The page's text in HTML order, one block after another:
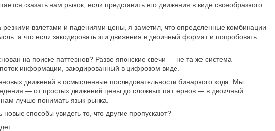
сказать нам рынок, если представить его движения в виде своеобразного
взлетами и падениями цены, я заметил, что определенные комбинации
а что если закодировать эти движения в двоичный формат и попробовать
на поиске паттернов? Разве японские свечи — не та же система
информации, закодированный в цифровом виде.
движений в осмысленные последовательности бинарного кода. Мы
— от простых движений цены до сложных паттернов — в двоичный
лучше понимать язык рынка.
способы увидеть то, что другие пропускают?